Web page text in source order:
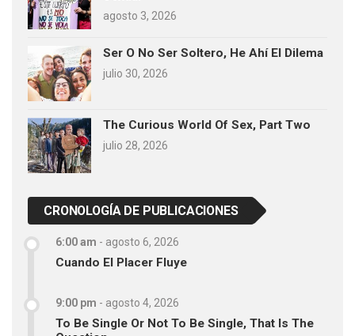
agosto 3, 2026
Ser O No Ser Soltero, He Ahí El Dilema
julio 30, 2026
The Curious World Of Sex, Part Two
julio 28, 2026
CRONOLOGÍA DE PUBLICACIONES
6:00 am - agosto 6, 2026
Cuando El Placer Fluye
9:00 pm - agosto 4, 2026
To Be Single Or Not To Be Single, That Is The